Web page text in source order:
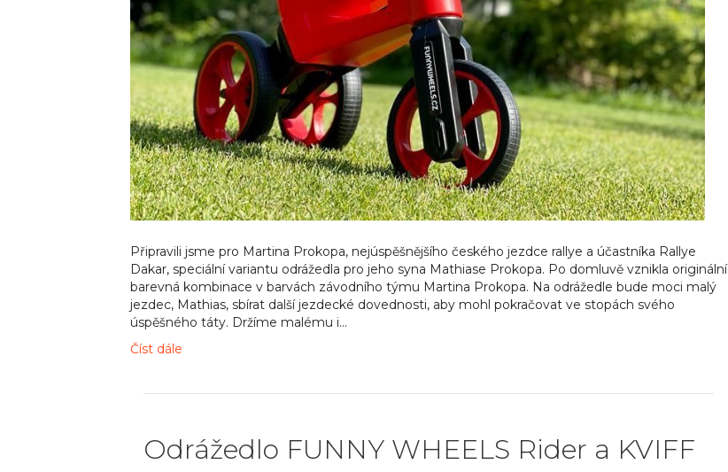
Připravili jsme pro Martina Prokopa, nejúspěšnějšího českého jezdce rallye a účastníka Rallye
Dakar, speciální variantu odrážedla pro jeho syna Mathiase Prokopa. Po domluvě vznikla originální
barevná kombinace v barvách závodního týmu Martina Prokopa. Na odrážedle bude moci malý
jezdec, Mathias, sbírat další jezdecké dovednosti, aby mohl pokračovat ve stopách svého
úspěšného táty. Držíme malému i…
Číst dále
Odrážedlo FUNNY WHEELS Rider a KVIFF